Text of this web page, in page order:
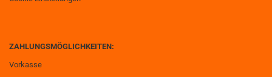
ZAHLUNGSMÖGLICHKEITEN:
Vorkasse